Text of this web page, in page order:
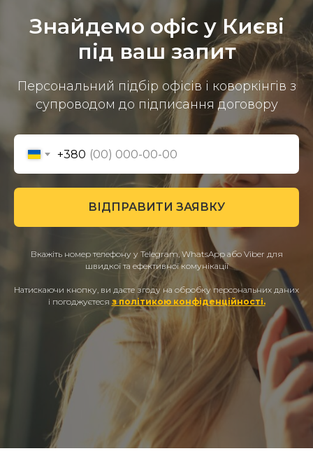
Знайдемо офіс у Києві
під ваш запит
Персональний підбір офісів і коворкінгів з
супроводом до підписання договору
+380
ВІДПРАВИТИ ЗАЯВКУ
Вкажіть номер телефону у Telegram, WhatsApp або Viber для
швидкої та ефективної комунікації
Натискаючи кнопку, ви даєте згоду на обробку персональних даних
і погоджуєтеся з політикою конфіденційності.